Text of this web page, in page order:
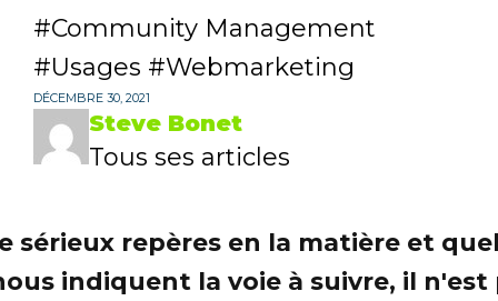
Community Management
Usages
Webmarketing
DÉCEMBRE 30, 2021
Steve Bonet
Tous ses articles
sérieux repères en la matière et
indiquent la voie à suivre, il n'est